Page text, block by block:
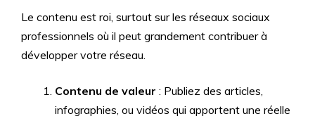
Le contenu est roi, surtout sur les réseaux sociaux
professionnels où il peut grandement contribuer à
développer votre réseau.
Contenu de valeur : Publiez des articles,
infographies, ou vidéos qui apportent une réelle